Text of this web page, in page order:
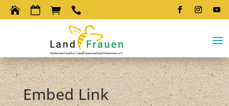
   
Embed Link